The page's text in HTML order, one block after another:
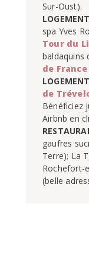
spa Yves
Tour du
baldaquins
de France
de
Bénéficiez
Airbnb en
gaufres
Terre); La
Rochefort-
(belle